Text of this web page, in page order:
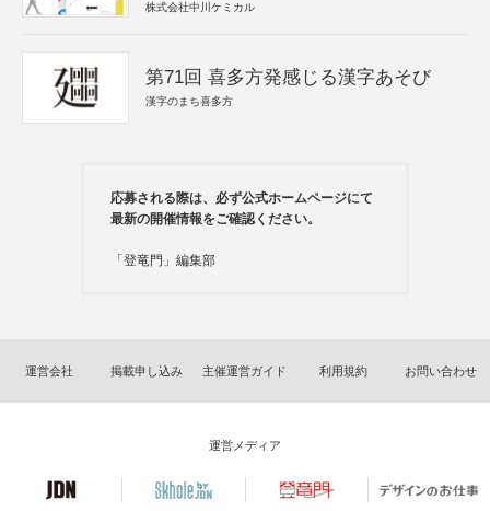
株式会社中川ケミカル
第71回 喜多方発感じる漢字あそび
漢字のまち喜多方
応募される際は、必ず公式ホームページにて
最新の開催情報をご確認ください。
「登竜門」編集部
運営会社 掲載申し込み 主催運営ガイド 利用規約 お問い合わせ
運営メディア